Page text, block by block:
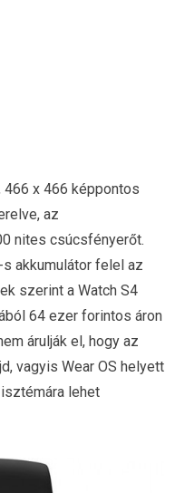
466 x 466 képpontos
az
nites csúcsfényerőt.
akkumulátor felel az
szerint a Watch S4
64 ezer forintos áron
árulják el, hogy az
vagyis Wear OS helyett
lehet